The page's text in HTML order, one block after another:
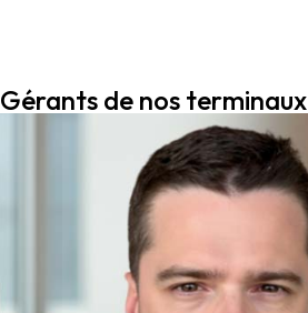
Gérants de nos terminaux